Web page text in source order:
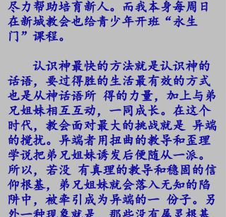
尽力帮助培育新人。而我本身每周日
在新城教会也给青少年开班“永生
门”课程。
认识神最快的方法就是认识神的
话语，要过得胜的生活最有效的方式
也是从神话语所 得的力量，加上与弟
兄姐妹相互互动，一同成长。在这个
时代，教会面对最大的挑战就是 异端
的搅扰。异端者用扭曲的教导和歪理
学说把弟兄姐妹诱发后便随从一派。
所以，若没 有真理的教导和稳固的信
仰根基，弟兄姐妹就会落入无知的陷
阱中，被牵引成为异端的一 份子。另